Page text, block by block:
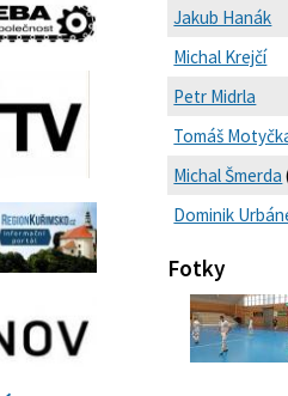
Jakub Hanák
Michal Krejčí
Petr Midrla
Tomáš
Michal Šmerda
Dominik
Fotky